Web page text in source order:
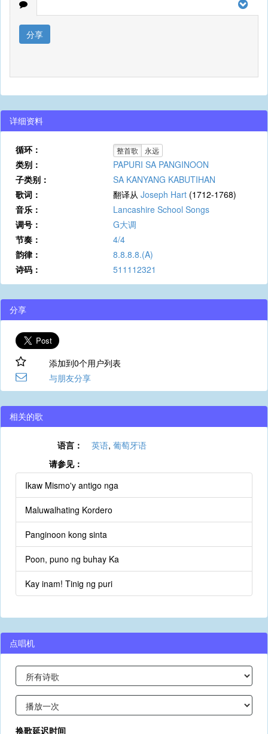
分享
详细资料
循环： 整首歌 永远
类别：
PAPURI SA PANGINOON
子类别：
SA KANYANG KABUTIHAN
歌词：
翻译从 Joseph Hart (1712-1768)
音乐：
Lancashire School Songs
调号：
G大调
节奏：
4/4
韵律：
8.8.8.8.(A)
诗码：
511112321
分享
添加到0个用户列表
与朋友分享
相关的歌
语言： 英语, 葡萄牙语
请参见：
Ikaw Mismo'y antigo nga
Maluwalhating Kordero
Panginoon kong sinta
Poon, puno ng buhay Ka
Kay inam! Tinig ng puri
点唱机
换歌延迟时间